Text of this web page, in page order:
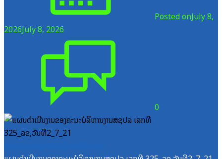
Posted onJuly 8,
2026July 8, 2026
0